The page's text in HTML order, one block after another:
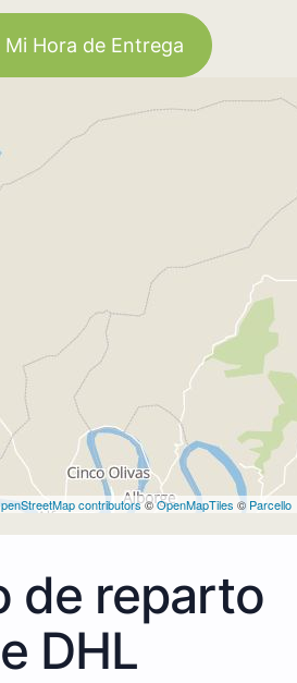
Hora de Entrega
contributors©OpenMapTiles © Parcello
de reparto
DHL